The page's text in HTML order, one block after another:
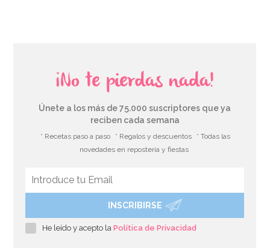
¡No te pierdas nada!
Únete a los más de 75.000 suscriptores que ya
reciben cada semana
* Recetas paso a paso * Regalos y descuentos
* Todas las
novedades en repostería y fiestas
INSCRIBIRSE
He leído y acepto laPolítica de Privacidad